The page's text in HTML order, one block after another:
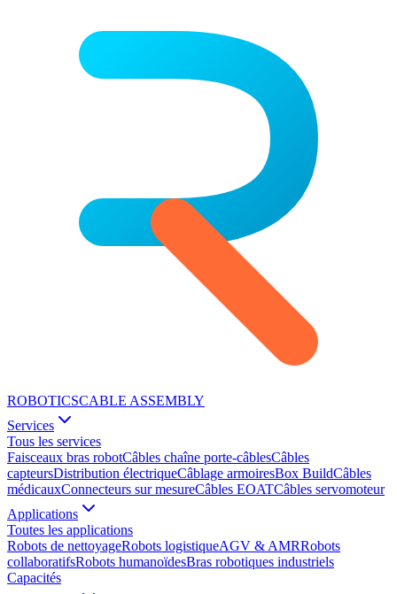
ROBOTICSCABLE ASSEMBLY
Services
Tous les services
Faisceaux bras robotCâbles chaîne porte-câblesCâbles
capteursDistribution électriqueCâblage armoiresBox BuildCâbles
médicauxConnecteurs sur mesureCâbles EOATCâbles servomoteur
Applications
Toutes les applications
Robots de nettoyageRobots logistiqueAGV & AMRRobots
collaboratifsRobots humanoïdesBras robotiques industriels
Capacités